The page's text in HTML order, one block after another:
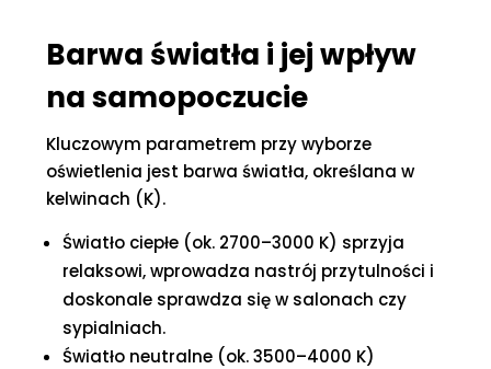
Barwa światła i jej wpływ
na samopoczucie
Kluczowym parametrem przy wyborze
oświetlenia jest barwa światła, określana w
kelwinach (K).
Światło ciepłe (ok. 2700–3000 K) sprzyja
relaksowi, wprowadza nastrój przytulności i
doskonale sprawdza się w salonach czy
sypialniach.
Światło neutralne (ok. 3500–4000 K)